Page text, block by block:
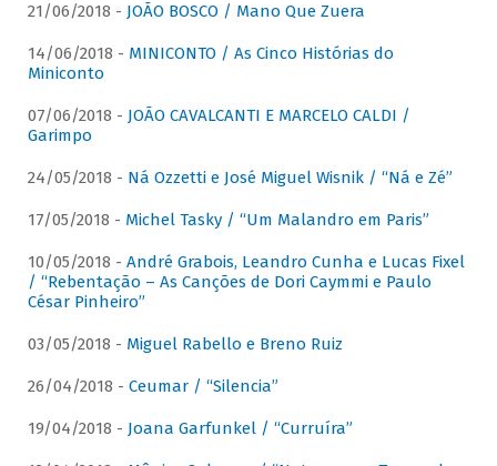
21/06/2018 - JOÃO BOSCO / Mano Que Zuera
14/06/2018 - MINICONTO / As Cinco Histórias do
Miniconto
07/06/2018 - JOÃO CAVALCANTI E MARCELO CALDI /
Garimpo
24/05/2018 - Ná Ozzetti e José Miguel Wisnik / “Ná e Zé”
17/05/2018 - Michel Tasky / “Um Malandro em Paris”
10/05/2018 - André Grabois, Leandro Cunha e Lucas Fixel
/ “Rebentação – As Canções de Dori Caymmi e Paulo
César Pinheiro”
03/05/2018 - Miguel Rabello e Breno Ruiz
26/04/2018 - Ceumar / “Silencia”
19/04/2018 - Joana Garfunkel / “Curruíra”